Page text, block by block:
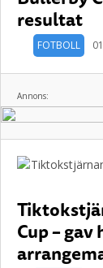
resultat
FOTBOLL
Annons:
Cup –